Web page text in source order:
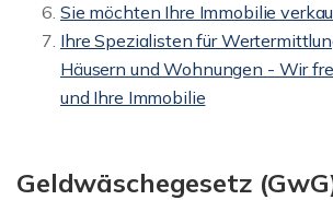
Sie möchten Ihre Immobilie
Ihre Spezialisten für
Häusern und Wohnungen - Wir
und Ihre Immobilie
Geldwäschegesetz